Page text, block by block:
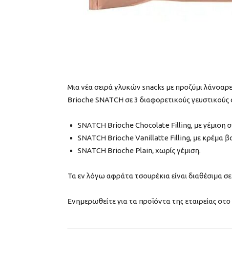
Μια νέα σειρά γλυκών snacks με προζύμι
Brioche SNATCH σε 3 διαφορετικούς
SNATCH Brioche Chocolate Filling, με γέμιση
SNATCH Brioche Vanillatte Filling, με κρέμα
SNATCH Brioche Plain, χωρίς γέμιση.
Τα εν λόγω αφράτα τσουρέκια είναι διαθέσιμα
Ενημερωθείτε για τα προϊόντα της εταιρείας στο